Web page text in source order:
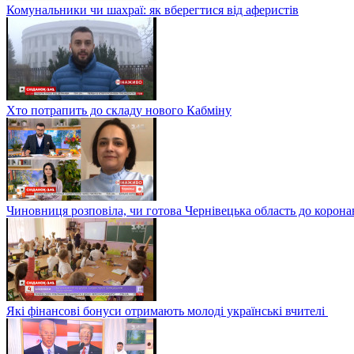
Комунальники чи шахраї: як вберегтися від аферистів
Хто потрапить до складу нового Кабміну
Чиновниця розповіла, чи готова Чернівецька область до
Які фінансові бонуси отримають молоді українські вчителі